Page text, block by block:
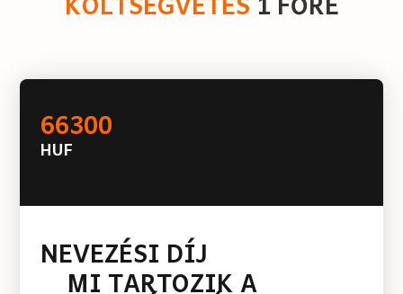
66300
HUF
NEVEZÉSI DÍJ
MI TARTOZIK A